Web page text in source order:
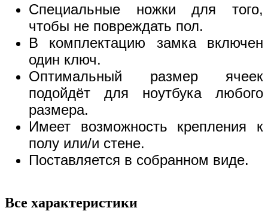
Специальные ножки для того,
чтобы не повреждать пол.
В комплектацию замка включен
один ключ.
Оптимальный размер ячеек
подойдёт для ноутбука любого
размера.
Имеет возможность крепления к
полу или/и стене.
Поставляется в собранном виде.
Все характеристики